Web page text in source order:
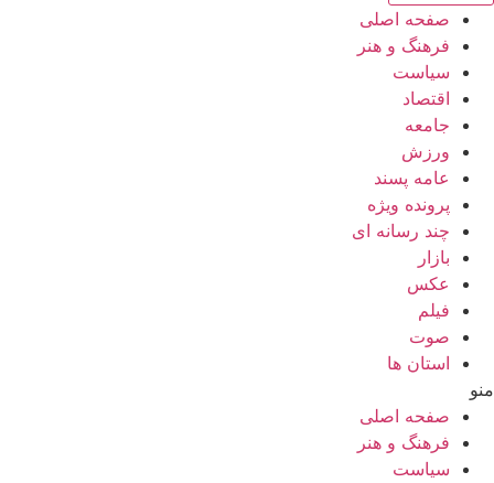
صفحه اصلی
فرهنگ و هنر
سیاست
اقتصاد
جامعه
ورزش
عامه پسند
پرونده ویژه
چند رسانه ای
بازار
عکس
فیلم
صوت
استان ها
منو
صفحه اصلی
فرهنگ و هنر
سیاست